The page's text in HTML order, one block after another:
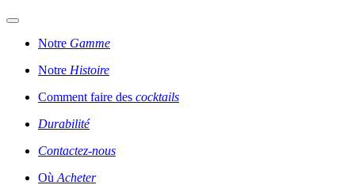
Notre Gamme
Notre Histoire
Comment faire des cocktails
Durabilité
Contactez-nous
Où Acheter